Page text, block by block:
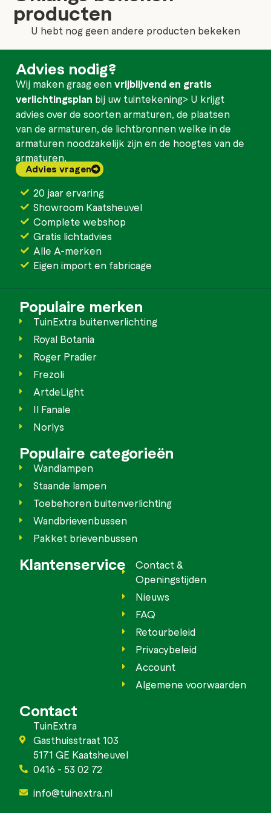
producten
U hebt nog geen andere producten bekeken
Advies nodig?
Wij maken graag eenvrijblijvend en gratis
verlichtingsplan bij uw tuintekening> U krijgt
advies over de soorten armaturen, de plaatsen
van de armaturen, de lichtbronnen welke in de
armaturen noodzakelijk zijn en de hoogtes van de
armaturen.
Advies vragen
20 jaar ervaring
Showroom Kaatsheuvel
Complete webshop
Gratis lichtadvies
Alle A-merken
Eigen import en fabricage
Populaire merken
TuinExtra buitenverlichting
Royal Botania
Roger Pradier
Frezoli
ArtdeLight
Il Fanale
Norlys
Populaire categorieën
Wandlampen
Staande lampen
Toebehoren buitenverlichting
Wandbrievenbussen
Pakket brievenbussen
Klantenservice
Contact &
Openingstijden
Nieuws
FAQ
Retourbeleid
Privacybeleid
Account
Algemene voorwaarden
Contact
TuinExtra
Gasthuisstraat 103
5171 GE Kaatsheuvel
0416 - 53 02 72
info@tuinextra.nl